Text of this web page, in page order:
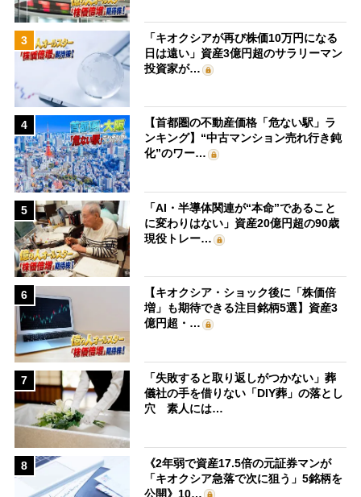
3
「キオクシアが再び株価10万円になる
日は遠い」資産3億円超のサラリーマン
投資家が…
4
【首都圏の不動産価格「危ない駅」ラ
ンキング】“中古マンション売れ行き鈍
化”のワー…
5
「AI・半導体関連が“本命”であること
に変わりはない」資産20億円超の90歳
現役トレー…
6
【キオクシア・ショック後に「株価倍
増」も期待できる注目銘柄5選】資産3
億円超・…
7
「失敗すると取り返しがつかない」葬
儀社の手を借りない「DIY葬」の落とし
穴 素人には…
8
《2年弱で資産17.5倍の元証券マンが
「キオクシア急落で次に狙う」5銘柄を
公開》10…